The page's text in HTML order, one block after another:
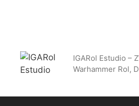
IGARol Estudio –
Warhammer Rol,